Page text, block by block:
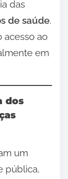
das
de saúde.
acesso ao
em
dos
um
pública,